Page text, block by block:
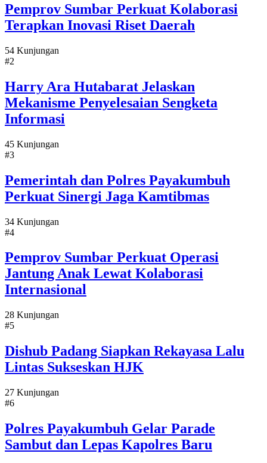
Pemprov Sumbar Perkuat Kolaborasi
Terapkan Inovasi Riset Daerah
54 Kunjungan
#2
Harry Ara Hutabarat Jelaskan
Mekanisme Penyelesaian Sengketa
Informasi
45 Kunjungan
#3
Pemerintah dan Polres Payakumbuh
Perkuat Sinergi Jaga Kamtibmas
34 Kunjungan
#4
Pemprov Sumbar Perkuat Operasi
Jantung Anak Lewat Kolaborasi
Internasional
28 Kunjungan
#5
Dishub Padang Siapkan Rekayasa Lalu
Lintas Sukseskan HJK
27 Kunjungan
#6
Polres Payakumbuh Gelar Parade
Sambut dan Lepas Kapolres Baru